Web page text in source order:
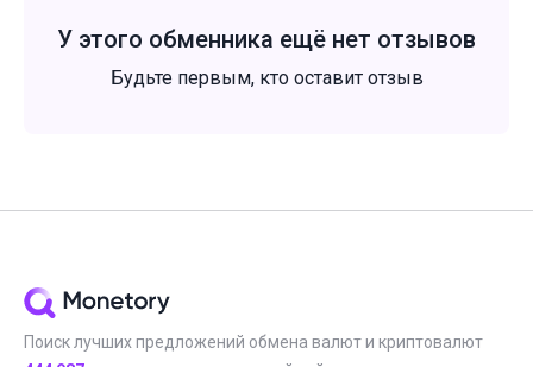
У этого обменника ещё нет отзывов
Будьте первым, кто оставит отзыв
Поиск лучших предложений обмена валют и криптовалют